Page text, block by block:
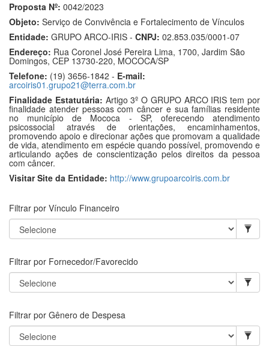
Proposta Nº: 0042/2023
Objeto: Serviço de Convivência e Fortalecimento de Vínculos
Entidade: GRUPO ARCO-IRIS - CNPJ: 02.853.035/0001-07
Endereço: Rua Coronel José Pereira Lima, 1700, Jardim São
Domingos, CEP 13730-220, MOCOCA/SP
Telefone: (19) 3656-1842 - E-mail:
arcoiris01.grupo21@terra.com.br
Finalidade Estatutária: Artigo 3º O GRUPO ARCO IRIS tem por
finalidade atender pessoas com câncer e sua famílias residente
no município de Mococa - SP, oferecendo atendimento
psicossocial através de orientações, encaminhamentos,
promovendo apoio e direcionar ações que promovam a qualidade
de vida, atendimento em espécie quando possível, promovendo e
articulando ações de conscientização pelos direitos da pessoa
com câncer.
Visitar Site da Entidade: http://www.grupoarcoiris.com.br
Filtrar por Vínculo Financeiro
Filtrar por Fornecedor/Favorecido
Filtrar por Gênero de Despesa